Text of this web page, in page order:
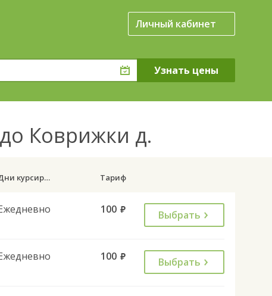
Личный кабинет
Коврижки д.
Дни курсирования Тариф
100 руб. Выбрать
100 руб. Выбрать